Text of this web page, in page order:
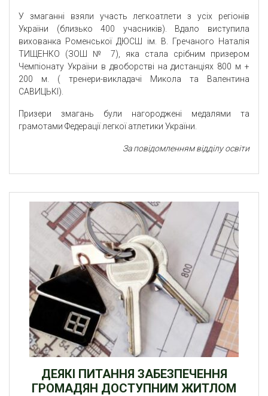
У змаганні взяли участь легкоатлети з усіх регіонів
України (близько 400 учасників). Вдало виступила
вихованка Роменської ДЮСШ ім. В. Гречаного Наталія
ТИЩЕНКО (ЗОШ № 7), яка стала срібним призером
Чемпіонату України в двоборстві на дистанціях 800 м +
200 м. ( тренери-викладачі Микола та Валентина
САВИЦЬКІ).
Призери змагань були нагороджені медалями та
грамотами Федерації легкої атлетики України.
За повідомленням відділу освіти
ДЕЯКІ ПИТАННЯ ЗАБЕЗПЕЧЕННЯ
ГРОМАДЯН ДОСТУПНИМ ЖИТЛОМ